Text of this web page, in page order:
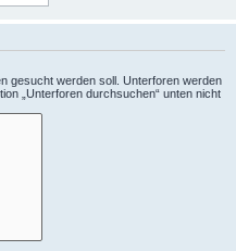
gesucht werden soll. Unterforen werden
„Unterforen durchsuchen“ unten nicht